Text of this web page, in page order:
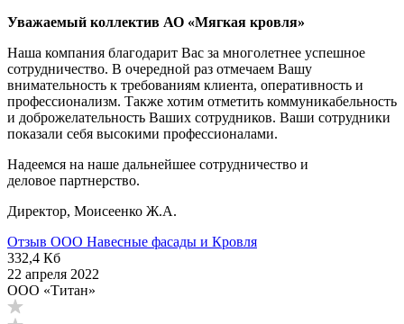
Уважаемый коллектив АО «Мягкая кровля»
Наша компания благодарит Вас за многолетнее успешное
сотрудничество. В очередной раз отмечаем Вашу
внимательность к требованиям клиента, оперативность и
профессионализм. Также хотим отметить коммуникабельность
и доброжелательность Ваших сотрудников. Ваши сотрудники
показали себя высокими профессионалами.
Надеемся на наше дальнейшее сотрудничество и
деловое партнерство.
Директор, Моисеенко Ж.А.
Отзыв ООО Навесные фасады и Кровля
332,4 Кб
22 апреля 2022
ООО «Титан»